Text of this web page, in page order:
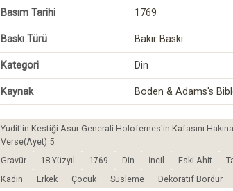
Basım Tarihi 1769
Baskı Türü Bakır Baskı
Kategori Din
Kaynak Boden & Adams's
Yudit'in Kestiği Asur Generali Holofernes'in Kafasını
Verse(Ayet) 5.
Gravür
18.Yüzyıl 1769 Din İncil Eski Ahit
Kadın
Erkek Çocuk Süsleme Dekoratif Bordür